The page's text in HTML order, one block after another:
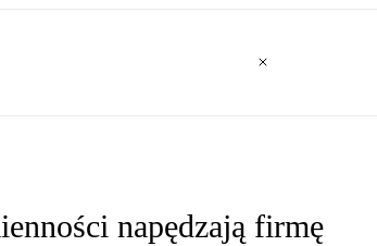
napędzają firmę